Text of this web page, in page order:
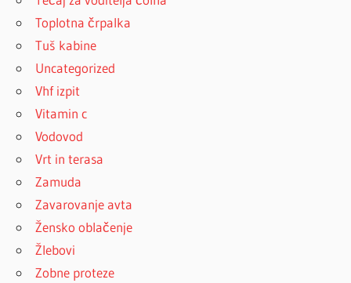
Toplotna črpalka
Tuš kabine
Uncategorized
Vhf izpit
Vitamin c
Vodovod
Vrt in terasa
Zamuda
Zavarovanje avta
Žensko oblačenje
Žlebovi
Zobne proteze